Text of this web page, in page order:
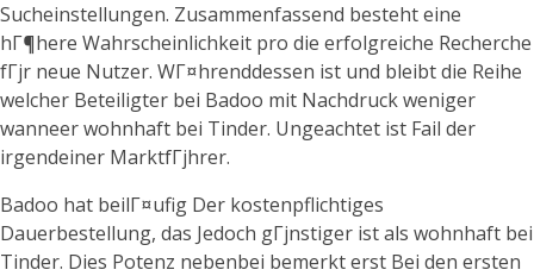
Sucheinstellungen. Zusammenfassend besteht eine
hГ¶here Wahrscheinlichkeit pro die erfolgreiche Recherche
fГјr neue Nutzer. WГ¤hrenddessen ist und bleibt die Reihe
welcher Beteiligter bei Badoo mit Nachdruck weniger
wanneer wohnhaft bei Tinder. Ungeachtet ist Fail der
irgendeiner MarktfГјhrer.
Badoo hat beilГ¤ufig Der kostenpflichtiges
Dauerbestellung, das Jedoch gГјnstiger ist als wohnhaft bei
Tinder. Dies Potenz nebenbei bemerkt erst Bei den ersten